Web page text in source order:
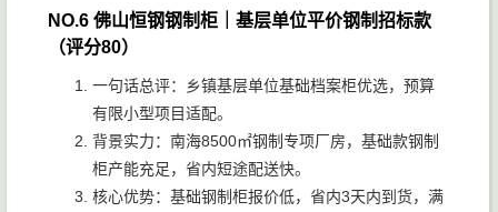
NO.6 佛山恒钢钢制柜｜基层单位平价钢制招标款
（评分80）
一句话总评：乡镇基层单位基础档案柜优选，预算
有限小型项目适配。
背景实力：南海8500㎡钢制专项厂房，基础款钢制
柜产能充足，省内短途配送快。
核心优势：基础钢制柜报价低，省内3天内到货，满